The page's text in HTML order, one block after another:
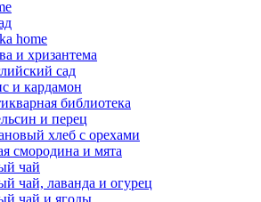
home
и хризантема
сад
и кардамон
библиотека
и перец
хлеб с орехами
смородина и мята
чай
чай, лаванда и огурец
чай и ягоды